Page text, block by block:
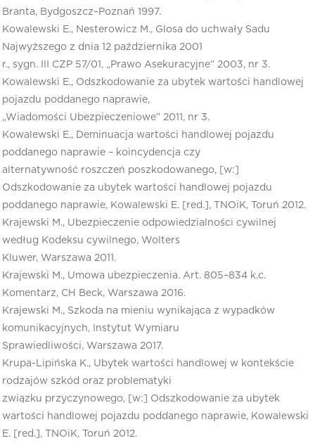
Branta, Bydgoszcz–Poznań 1997.
Kowalewski E., Nesterowicz M., Glosa do uchwały Sadu
Najwyższego z dnia 12 października 2001
r., sygn. III CZP 57/01, „Prawo Asekuracyjne” 2003, nr 3.
Kowalewski E., Odszkodowanie za ubytek wartości handlowej
pojazdu poddanego naprawie,
„Wiadomości Ubezpieczeniowe” 2011, nr 3.
Kowalewski E., Deminuacja wartości handlowej pojazdu
poddanego naprawie – koincydencja czy
alternatywność roszczeń poszkodowanego, [w:]
Odszkodowanie za ubytek wartości handlowej pojazdu
poddanego naprawie, Kowalewski E. [red.], TNOiK, Toruń 2012.
Krajewski M., Ubezpieczenie odpowiedzialności cywilnej
według Kodeksu cywilnego, Wolters
Kluwer, Warszawa 2011.
Krajewski M., Umowa ubezpieczenia. Art. 805–834 k.c.
Komentarz, CH Beck, Warszawa 2016.
Krajewski M., Szkoda na mieniu wynikająca z wypadków
komunikacyjnych, Instytut Wymiaru
Sprawiedliwości, Warszawa 2017.
Krupa-Lipińska K., Ubytek wartości handlowej w kontekście
rodzajów szkód oraz problematyki
związku przyczynowego, [w:] Odszkodowanie za ubytek
wartości handlowej pojazdu poddanego naprawie, Kowalewski
E. [red.], TNOiK, Toruń 2012.